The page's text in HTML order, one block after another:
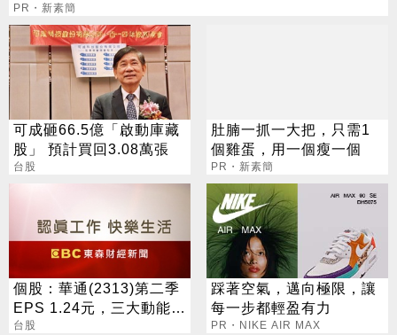
PR・新素簡
可成砸66.5億「啟動庫藏
股」 預計買回3.08萬張
台股
肚腩一抓一大把，只需1
個雞蛋，用一個瘦一個
PR・新素簡
個股：華通(2313)第二季
EPS 1.24元，三大動能加
持，營運展望逐季向上
台股
踩著空氣，邁向極限，讓
每一步都輕盈有力
PR・NIKE AIR MAX